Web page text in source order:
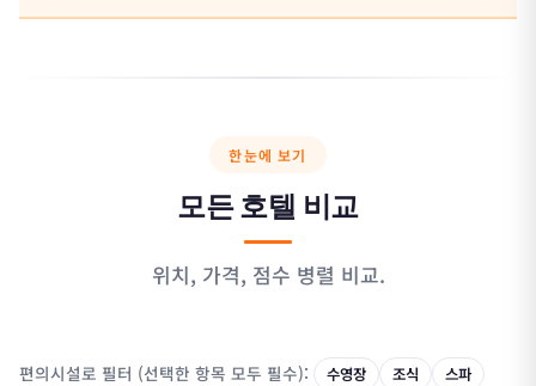
한눈에 보기
모든 호텔 비교
위치, 가격, 점수 병렬 비교.
편의시설로 필터 (선택한 항목 모두 필수): 수영장 조식
스파